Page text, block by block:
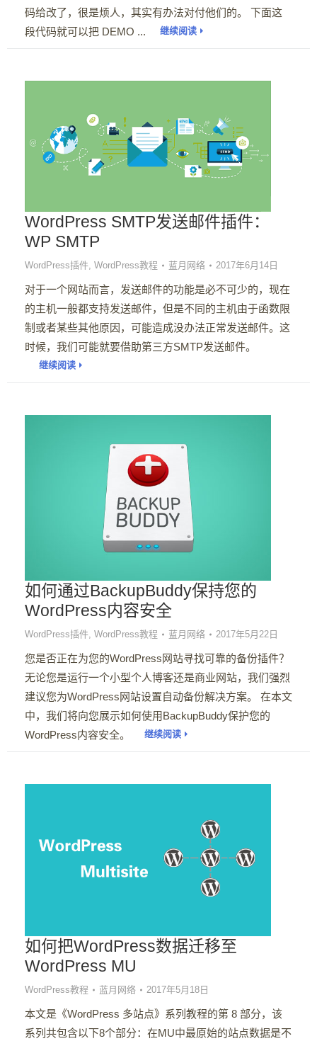
码给改了，很是烦人，其实有办法对付他们的。 下面这
段代码就可以把 DEMO ...
继续阅读
WordPress SMTP发送邮件插件：
WP SMTP
WordPress插件 WordPress教程 蓝月网络 2017年6月14日
对于一个网站而言，发送邮件的功能是必不可少的，现在
的主机一般都支持发送邮件，但是不同的主机由于函数限
制或者某些其他原因，可能造成没办法正常发送邮件。这
时候，我们可能就要借助第三方SMTP发送邮件。
继续阅读
如何通过BackupBuddy保持您的
WordPress内容安全
WordPress插件, WordPress教程 蓝月网络 2017年5月22日
您是否正在为您的WordPress网站寻找可靠的备份插件？
无论您是运行一个小型个人博客还是商业网站，我们强烈
建议您为WordPress网站设置自动备份解决方案。 在本文
中，我们将向您展示如何使用BackupBuddy保护您的
WordPress内容安全。
继续阅读
如何把WordPress数据迁移至
WordPress MU
WordPress教程 蓝月网络 2017年5月18日
本文是《WordPress 多站点》系列教程的第 8 部分，该
系列共包含以下8个部分：在MU中最原始的站点数据是不